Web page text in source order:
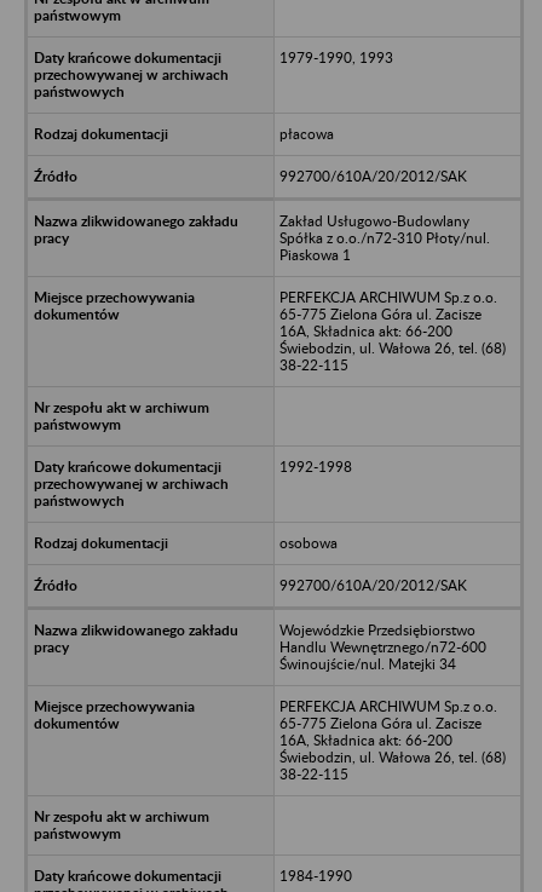
1979-1990, 1993
płacowa
992700/610A/20/2012/SAK
Zakład Usługowo-Budowlany
Spółka z o.o./n72-310 Płoty/nul.
Piaskowa 1
PERFEKCJA ARCHIWUM Sp.z o.o.
65-775 Zielona Góra ul. Zacisze
16A, Składnica akt: 66-200
Świebodzin, ul. Wałowa 26, tel. (68)
38-22-115
1992-1998
osobowa
992700/610A/20/2012/SAK
Wojewódzkie Przedsiębiorstwo
Handlu Wewnętrznego/n72-600
Świnoujście/nul. Matejki 34
PERFEKCJA ARCHIWUM Sp.z o.o.
65-775 Zielona Góra ul. Zacisze
16A, Składnica akt: 66-200
Świebodzin, ul. Wałowa 26, tel. (68)
38-22-115
1984-1990